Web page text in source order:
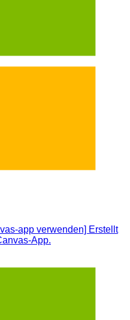
app verwenden] Erstellt
App.